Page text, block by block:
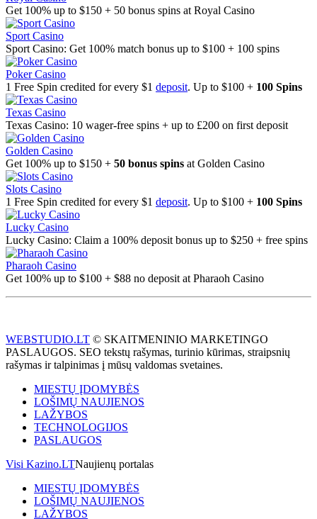
Get 100% up to $150 + 50 bonus spins at Royal Casino
Sport Casino
Sport Casino: Get 100% match bonus up to $100 + 100 spins
Poker Casino
1 Free Spin credited for every $1 deposit. Up to $100 + 100 Spins
Texas Casino
Texas Casino: 10 wager-free spins + up to £200 on first deposit
Golden Casino
Get 100% up to $150 + 50 bonus spins at Golden Casino
Slots Casino
1 Free Spin credited for every $1 deposit. Up to $100 + 100 Spins
Lucky Casino
Lucky Casino: Claim a 100% deposit bonus up to $250 + free spins
Pharaoh Casino
Get 100% up to $100 + $88 no deposit at Pharaoh Casino
WEBSTUDIO.LT © SKAITMENINIO MARKETINGO
PASLAUGOS. SEO tekstų rašymas, turinio kūrimas, straipsnių
rašymas ir talpinimas į mūsų valdomas svetaines.
MIESTŲ ĮDOMYBĖS
LOŠIMŲ NAUJIENOS
LAŽYBOS
TECHNOLOGIJOS
PASLAUGOS
Visi Kazino.LTNaujienų portalas
MIESTŲ ĮDOMYBĖS
LOŠIMŲ NAUJIENOS
LAŽYBOS